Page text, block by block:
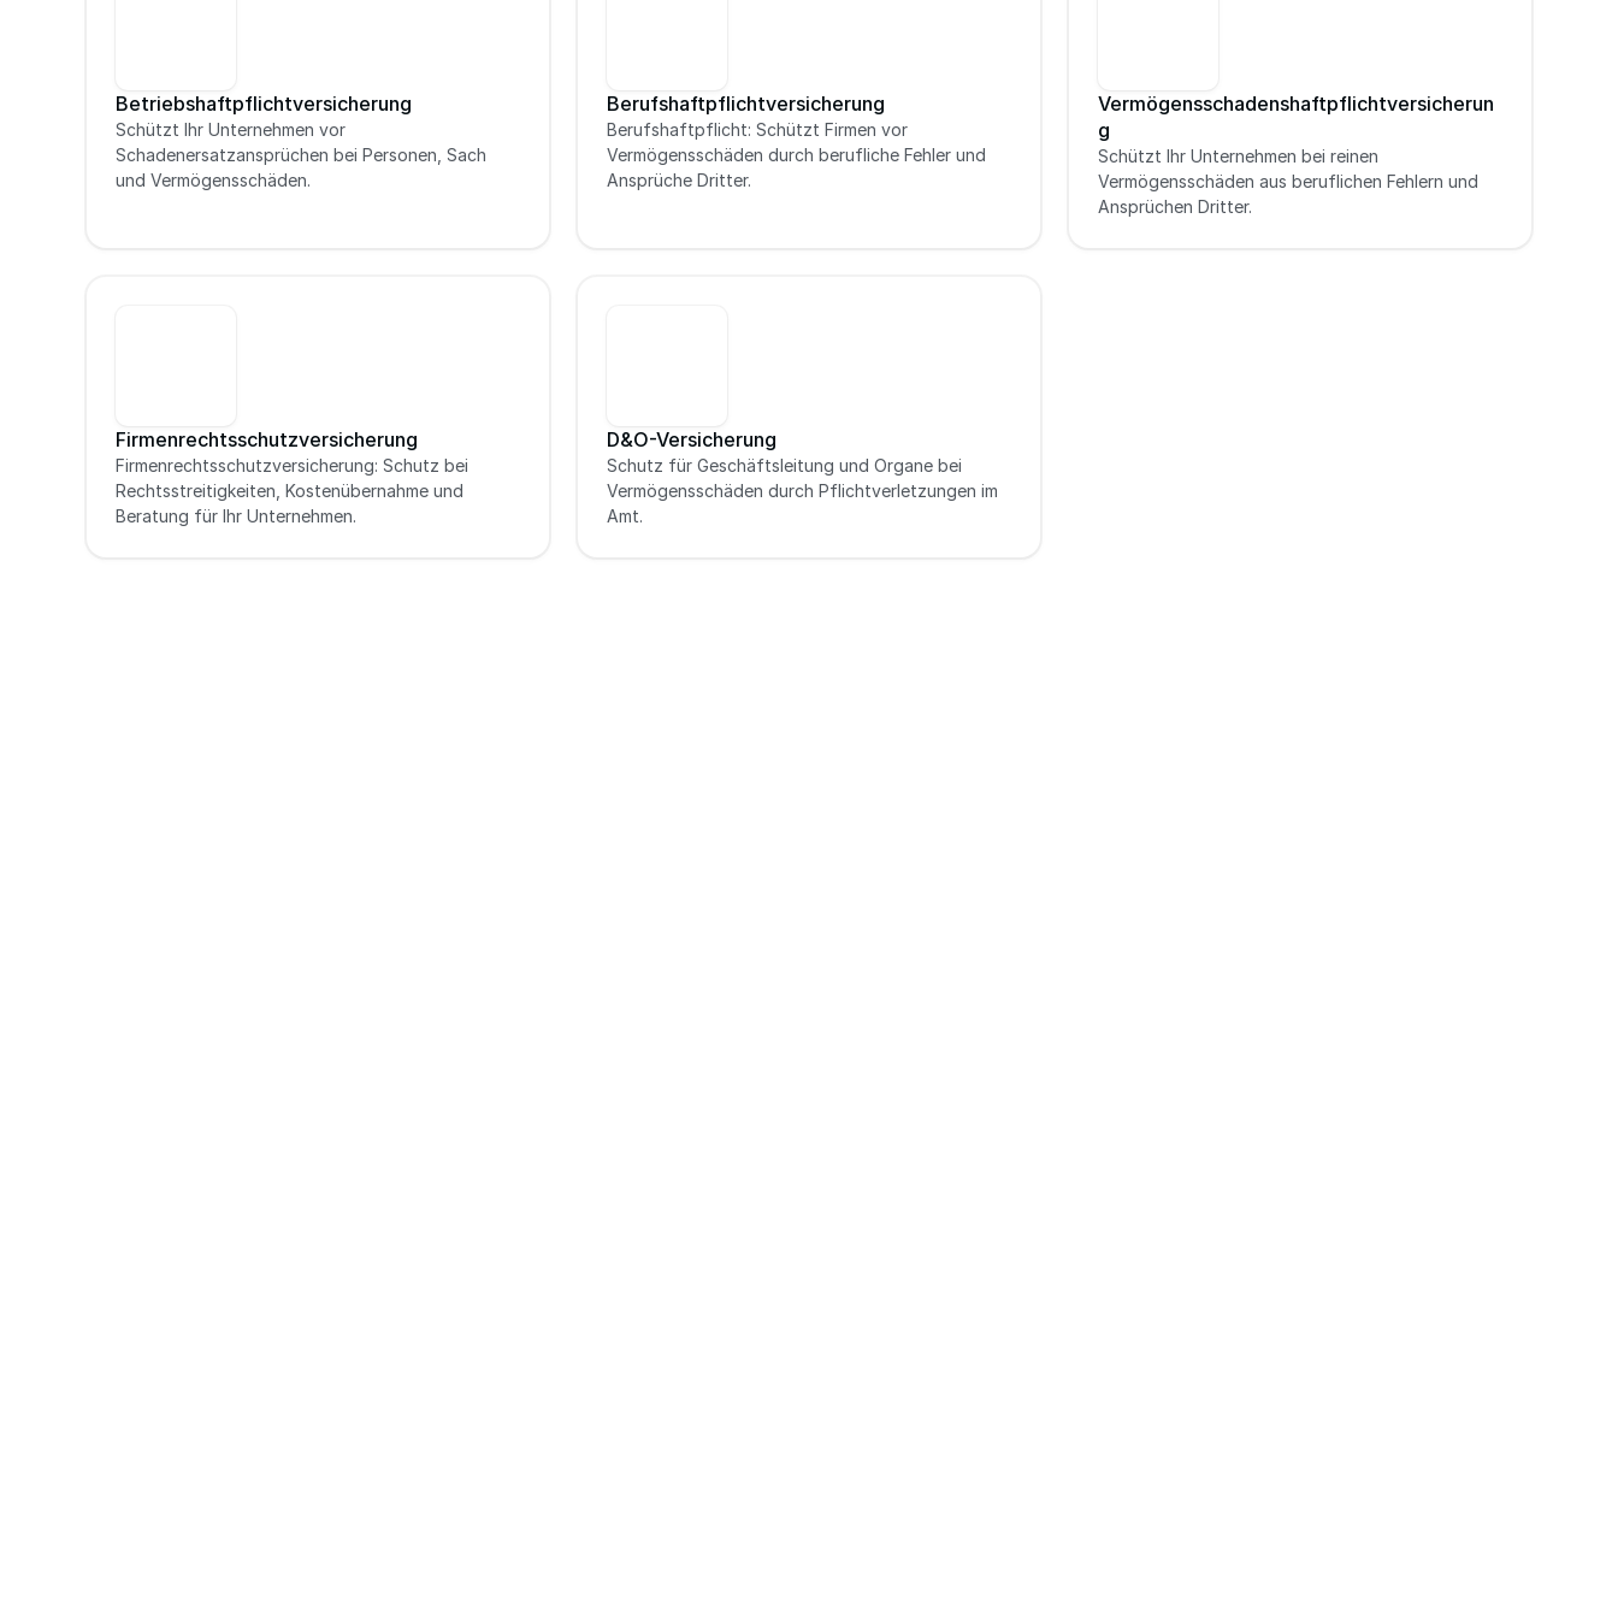
Betriebshaftpflichtversicherung
Schützt Ihr Unternehmen vor
Schadenersatzansprüchen bei Personen, Sach
und Vermögensschäden.
Berufshaftpflichtversicherung
Berufshaftpflicht: Schützt Firmen vor
Vermögensschäden durch berufliche Fehler und
Ansprüche Dritter.
Vermögensschadenshaftpflichtversicherun
g
Schützt Ihr Unternehmen bei reinen
Vermögensschäden aus beruflichen Fehlern und
Ansprüchen Dritter.
Firmenrechtsschutzversicherung
Firmenrechtsschutzversicherung: Schutz bei
Rechtsstreitigkeiten, Kostenübernahme und
Beratung für Ihr Unternehmen.
D&O-Versicherung
Schutz für Geschäftsleitung und Organe bei
Vermögensschäden durch Pflichtverletzungen im
Amt.